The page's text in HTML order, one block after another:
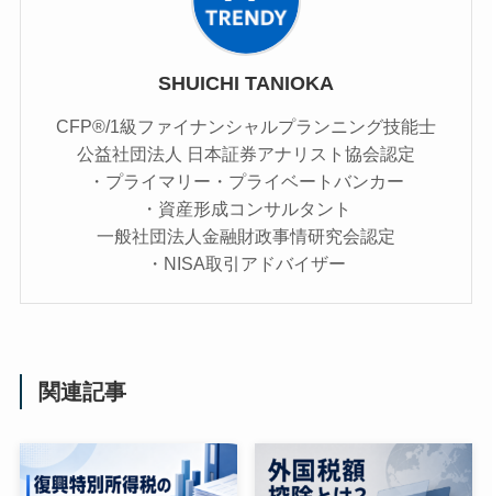
SHUICHI TANIOKA
CFP®/1級ファイナンシャルプランニング技能士
公益社団法人 日本証券アナリスト協会認定
・プライマリー・プライベートバンカー
・資産形成コンサルタント
一般社団法人金融財政事情研究会認定
・NISA取引アドバイザー
関連記事